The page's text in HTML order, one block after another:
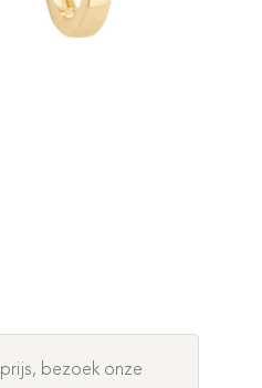
bezoek onze